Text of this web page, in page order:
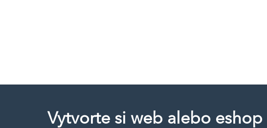
Vytvorte si web alebo eshop